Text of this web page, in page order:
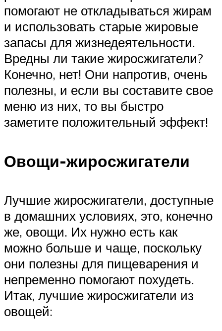
помогают не откладываться жирам
и использовать старые жировые
запасы для жизнедеятельности.
Вредны ли такие жиросжигатели?
Конечно, нет! Они напротив, очень
полезны, и если вы составите свое
меню из них, то вы быстро
заметите положительный эффект!
Овощи-жиросжигатели
Лучшие жиросжигатели, доступные
в домашних условиях, это, конечно
же, овощи. Их нужно есть как
можно больше и чаще, поскольку
они полезны для пищеварения и
непременно помогают похудеть.
Итак, лучшие жиросжигатели из
овощей: